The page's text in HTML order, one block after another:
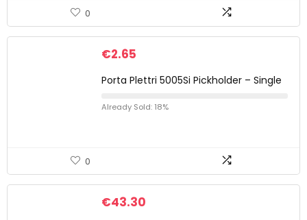
0
€2.65
Porta Plettri 5005Si Pickholder – Single
Already Sold: 18%
0
€43.30